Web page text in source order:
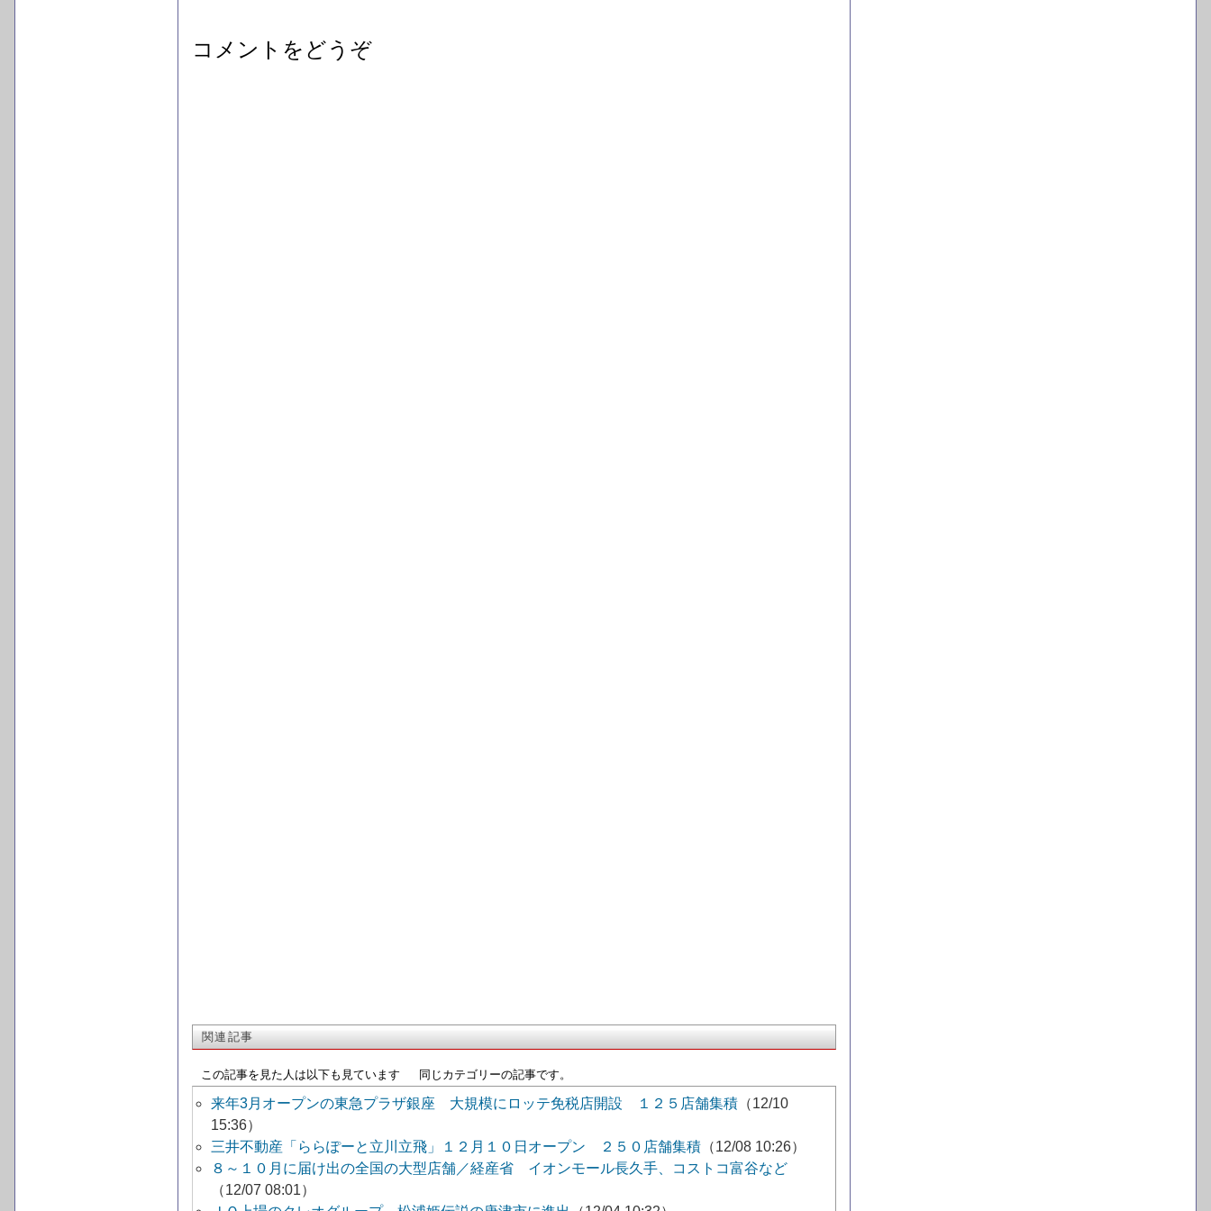
コメントをどうぞ
関連記事
この記事を見た人は以下も見ています 同じカテゴリーの記事です。
来年3月オープンの東急プラザ銀座 大規模にロッテ免税店開設 １２５店舗集積 （12/10
15:36）
三井不動産「ららぽーと立川立飛」１２月１０日オープン ２５０店舗集積 （12/08 10:26）
８～１０月に届け出の全国の大型店舗／経産省 イオンモール長久手、コストコ富谷など
（12/07 08:01）